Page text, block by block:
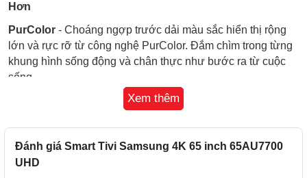
Hơn
PurColor - Choáng ngợp trước dải màu sắc hiển thị rộng
lớn và rực rỡ từ công nghệ PurColor. Đắm chìm trong từng
khung hình sống động và chân thực như bước ra từ cuộc
sống.
Xem thêm
Đánh giá Smart Tivi Samsung 4K 65 inch 65AU7700
UHD